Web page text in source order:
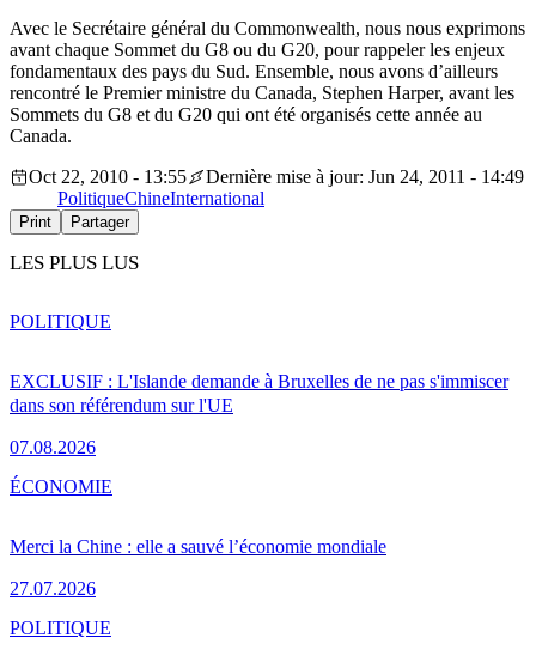
Avec le Secrétaire général du Commonwealth, nous nous exprimons
avant chaque Sommet du G8 ou du G20, pour rappeler les enjeux
fondamentaux des pays du Sud. Ensemble, nous avons d’ailleurs
rencontré le Premier ministre du Canada, Stephen Harper, avant les
Sommets du G8 et du G20 qui ont été organisés cette année au
Canada.
Oct 22, 2010 - 13:55
Dernière mise à jour: Jun 24, 2011 - 14:49
PolitiqueChineInternational
Print Partager
LES PLUS LUS
EXCLUSIF : L'Islande demande à Bruxelles de ne pas s'immiscer
dans son référendum sur l'UE
07.08.2026
POLITIQUE
Merci la Chine : elle a sauvé l’économie mondiale
27.07.2026
ÉCONOMIE
POLITIQUE